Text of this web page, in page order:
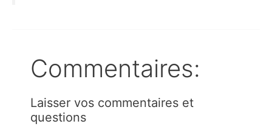
Commentaires:
Laisser vos commentaires et
questions